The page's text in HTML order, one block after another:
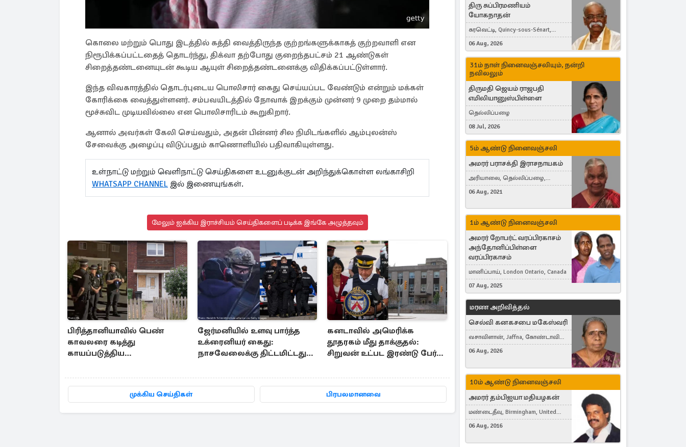
கொலை மற்றும் பொது இடத்தில் கத்தி வைத்திருந்த குற்றங்களுக்காகத் குற்றவாளி என
நிரூபிக்கப்பட்டதைத் தொடர்ந்து, திக்வா தற்போது குறைந்தபட்சம் 21 ஆண்டுகள்
சிறைத்தண்டனையுடன் கூடிய ஆயுள் சிறைத்தண்டனைக்கு விதிக்கப்பட்டுள்ளார்.
இந்த விவகாரத்தில் தொடர்புடைய பொலிசார் கைது செய்யப்பட வேண்டும் என்றும் மக்கள்
கோரிக்கை வைத்துள்ளனர். சம்பவயிடத்தில் நோவாக் இறக்கும் முன்னர் 9 முறை தம்மால்
மூச்சுவிட முடியவில்லை என பொலிசாரிடம் கூறுகிறார்.
ஆனால் அவர்கள் கேலி செய்வதும், அதன் பின்னர் சில நிமிடங்களில் ஆம்புலன்ஸ்
சேவைக்கு அழைப்பு விடுப்பதும் காணொளியில் பதிவாகியுள்ளது.
உள்நாட்டு மற்றும் வெளிநாட்டு செய்திகளை உடனுக்குடன் அறிந்துக்கொள்ள லங்காசிறி
WHATSAPP CHANNEL இல் இணையுங்கள்.
மேலும் ஐக்கிய இராச்சியம் செய்திகளைப் படிக்க இங்கே அழுத்தவும்
பிரித்தானியாவில் பெண்
காவலரை கடித்து
காயப்படுத்திய
அதிரடியாக கைது
ஜேர்மனியில் உளவு பார்த்த
உக்ரைனியர் கைது:
நாசவேலைக்கு திட்டமிட்டது
கனடாவில் அமெரிக்க
தூதரகம் மீது தாக்குதல்:
சிறுவன் உட்பட இரண்டு பேர்
முக்கிய செய்திகள் பிரபலமானவை
திரு சுப்பிரமணியம்
யோகநாதன்
கரவெட்டி, Quincy-sous-Sénart,
France
06 Aug, 2026
31ம் நாள் நினைவஞ்சலியும், நன்றி
நவிலலும்
திருமதி ஜெயம் ராஜபதி
எமிலியானுஸ்பிள்ளை
தெல்லிப்பழை
08 Jul, 2026
5ம் ஆண்டு நினைவஞ்சலி
அமரர் பராசக்தி இராசநாயகம்
அரியாலை, தெல்லிப்பழை,
Montreal, Canada
06 Aug, 2021
1ம் ஆண்டு நினைவஞ்சலி
அமரர் றோபர்ட் வரப்பிரகாசம்
அந்தோனிப்பிள்ளை
வரப்பிரகாசம்
மானிப்பாய், London Ontario, Canada
07 Aug, 2025
மரண அறிவித்தல்
செல்வி கனகசபை மகேஸ்வரி
வசாவிளான், Jaffna, கோண்டாவில்
கிழக்கு
06 Aug, 2026
10ம் ஆண்டு நினைவஞ்சலி
அமரர் தம்பிஐயா மதியழகன்
மண்டைதீவு, Birmingham, United
Kingdom
06 Aug, 2016